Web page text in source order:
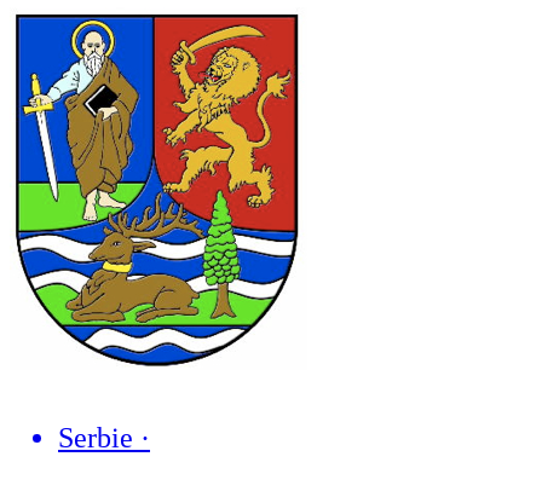
Serbie ·